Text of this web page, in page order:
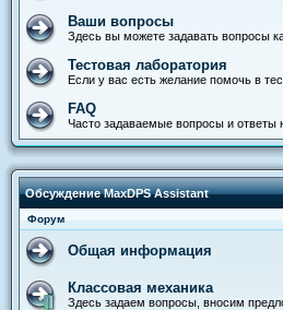
Ваши вопросы
Здесь вы можете задавать вопросы
Тестовая лаборатория
Если у вас есть желание помочь в
FAQ
Часто задаваемые вопросы и ответы
Обсуждение MaxDPS Assistant
Форум
Общая информация
Классовая механика
Здесь задаем вопросы, вносим